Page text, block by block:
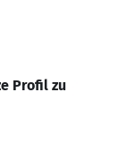
Profil zu